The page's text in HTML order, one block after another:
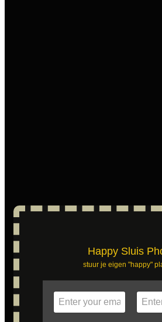
Happy Sluis
stuur je eigen "happy"